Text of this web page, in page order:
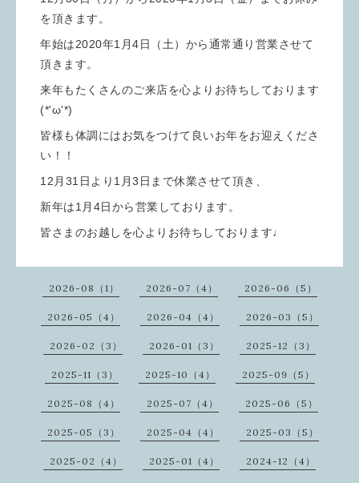
を頂きます。
年始は2020年1月4日（土）から通常通り営業させて
頂きます。
来年もたくさんのご来店を心よりお待ちしております
(*'ω'*)
皆様も体調にはお気をつけて良いお年をお迎えくださ
い！！
12月31日より1月3日まで休業させて頂き、
新年は1月4日から営業しております。
皆さまのお越しを心よりお待ちしております♩
2026-08（1） 2026-07（4） 2026-06（5）
2026-05（4） 2026-04（4） 2026-03（5）
2026-02（3） 2026-01（3） 2025-12（3）
2025-11（3） 2025-10（4） 2025-09（5）
2025-08（4） 2025-07（4） 2025-06（5）
2025-05（3） 2025-04（4） 2025-03（5）
2025-02（4） 2025-01（4） 2024-12（4）